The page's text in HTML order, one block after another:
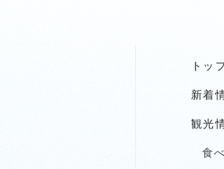
トッ
新着
観光
食